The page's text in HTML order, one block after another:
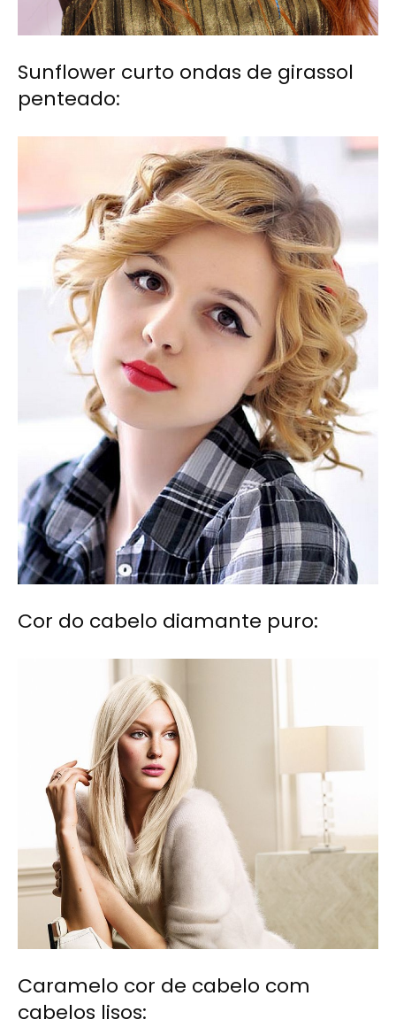
Sunflower curto ondas de girassol
penteado:
Cor do cabelo diamante puro:
Caramelo cor de cabelo com
cabelos lisos: